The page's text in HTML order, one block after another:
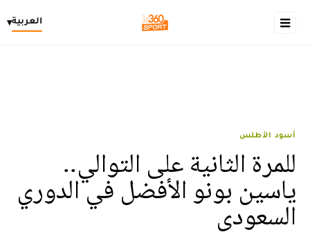
العربية▾
أسود الأطلس
للمرة الثانية على التوالي..
ياسين بونو الأفضل في الدوري
السعودي